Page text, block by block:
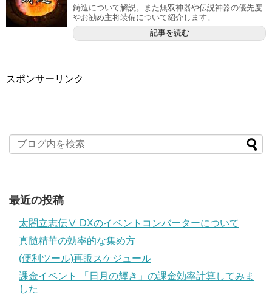
鋳造について解説。また無双神器や伝説神器の優先度
やお勧め主将装備について紹介します。
記事を読む
スポンサーリンク
最近の投稿
太閤立志伝Ⅴ DXのイベントコンバーターについて
真髄精華の効率的な集め方
(便利ツール)再販スケジュール
課金イベント 「日月の輝き」の課金効率計算してみま
した